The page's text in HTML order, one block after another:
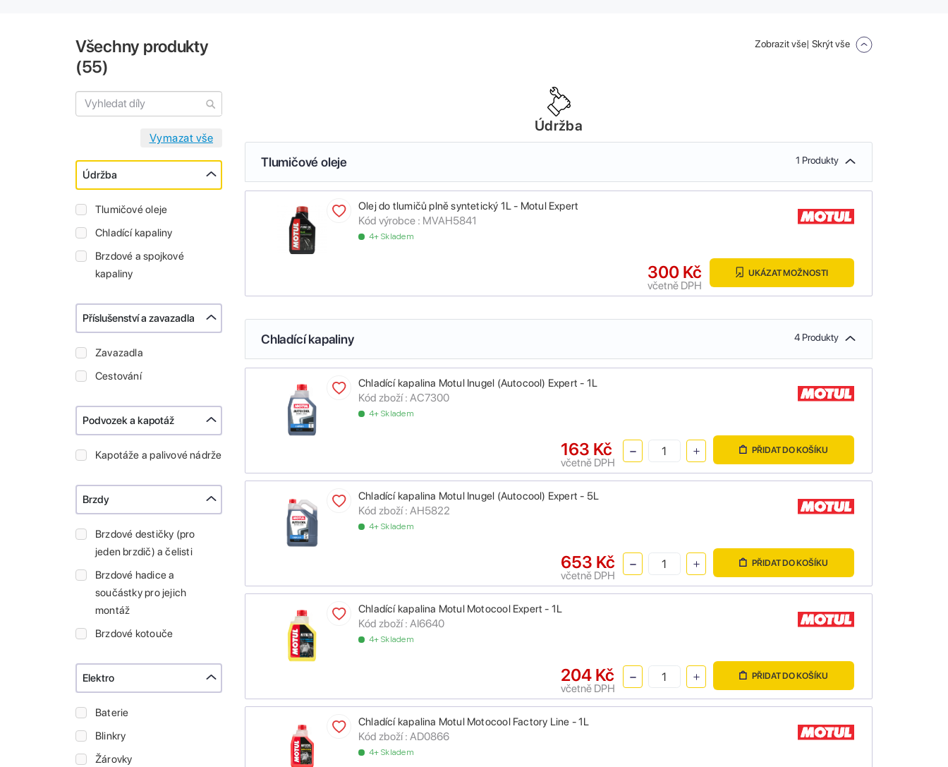
Všechny produkty
(55)
Údržba
Tlumičové oleje
Chladící kapaliny
Brzdové a spojkové
kapaliny
Příslušenství a zavazadla
Zavazadla
Cestování
Podvozek a kapotáž
Kapotáže a palivové nádrže
Brzdy
Brzdové destičky (pro
jeden brzdič) a čelisti
Brzdové hadice a
součástky pro jejich
montáž
Brzdové kotouče
Elektro
Baterie
Blinkry
Žárovky
Zobrazit vše| Skrýt vše
Údržba
Tlumičové oleje 1 Produkty
Olej do tlumičů plně syntetický 1L - Motul Expert
Kód výrobce : MVAH5841
4+ Skladem
300 Kč
včetně DPH
UKÁZAT MOŽNOSTI
Chladící kapaliny 4 Produkty
Chladící kapalina Motul Inugel (Autocool) Expert - 1L
Kód zboží : AC7300
4+ Skladem
163 Kč
včetně DPH
PŘIDAT DO KOŠÍKU
Chladící kapalina Motul Inugel (Autocool) Expert - 5L
Kód zboží : AH5822
4+ Skladem
653 Kč
včetně DPH
PŘIDAT DO KOŠÍKU
Chladící kapalina Motul Motocool Expert - 1L
Kód zboží : AI6640
4+ Skladem
204 Kč
včetně DPH
PŘIDAT DO KOŠÍKU
Chladící kapalina Motul Motocool Factory Line - 1L
Kód zboží : AD0866
4+ Skladem